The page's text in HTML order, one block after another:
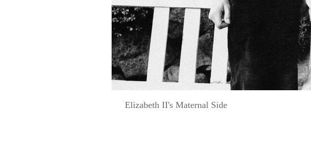
Elizabeth II's Maternal Side